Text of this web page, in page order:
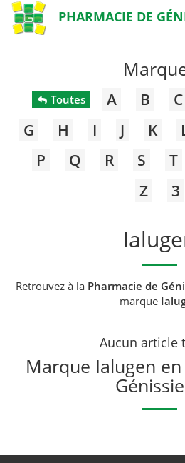
PHARMACIE DE
Toutes A B C
G
H I J K
P
Q R S T
Z
3
Retrouvez à la Pharmacie de
marque
Aucun article
Marque Ialugen